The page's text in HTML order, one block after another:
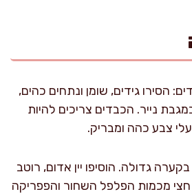
הסירו גידים, שומן ונתחים כהים,
נייר. הכבדים צריכים להיות
צבע כהה ומבריק.
גדולה. הוסיפו יין אדום, רוטב
מכמות הפלפל השחור והפפריקה